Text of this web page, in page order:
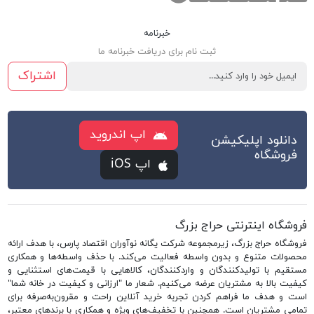
خبرنامه
ثبت نام برای دریافت خبرنامه ما
اشتراک
دانلود اپلیکیشن
فروشگاه
اپ اندروید
اپ iOS
فروشگاه اینترنتی حراج بزرگ
فروشگاه حراج بزرگ، زیرمجموعه شرکت یگانه نوآوران اقتصاد پارس، با هدف ارائه
محصولات متنوع و بدون واسطه فعالیت می‌کند. با حذف واسطه‌ها و همکاری
مستقیم با تولیدکنندگان و واردکنندگان، کالاهایی با قیمت‌های استثنایی و
کیفیت بالا به مشتریان عرضه می‌کنیم. شعار ما "ارزانی و کیفیت در خانه شما"
است و هدف ما فراهم کردن تجربه خرید آنلاین راحت و مقرون‌به‌صرفه برای
تمامی مشتریان است. همچنین با تخفیف‌های ویژه و همکاری با برندهای معتبر،